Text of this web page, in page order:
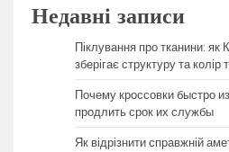
Недавні записи
Піклування про тканини: як
зберігає структуру та колір
Почему кроссовки быстро
продлить срок их службы
Як відрізнити справжній